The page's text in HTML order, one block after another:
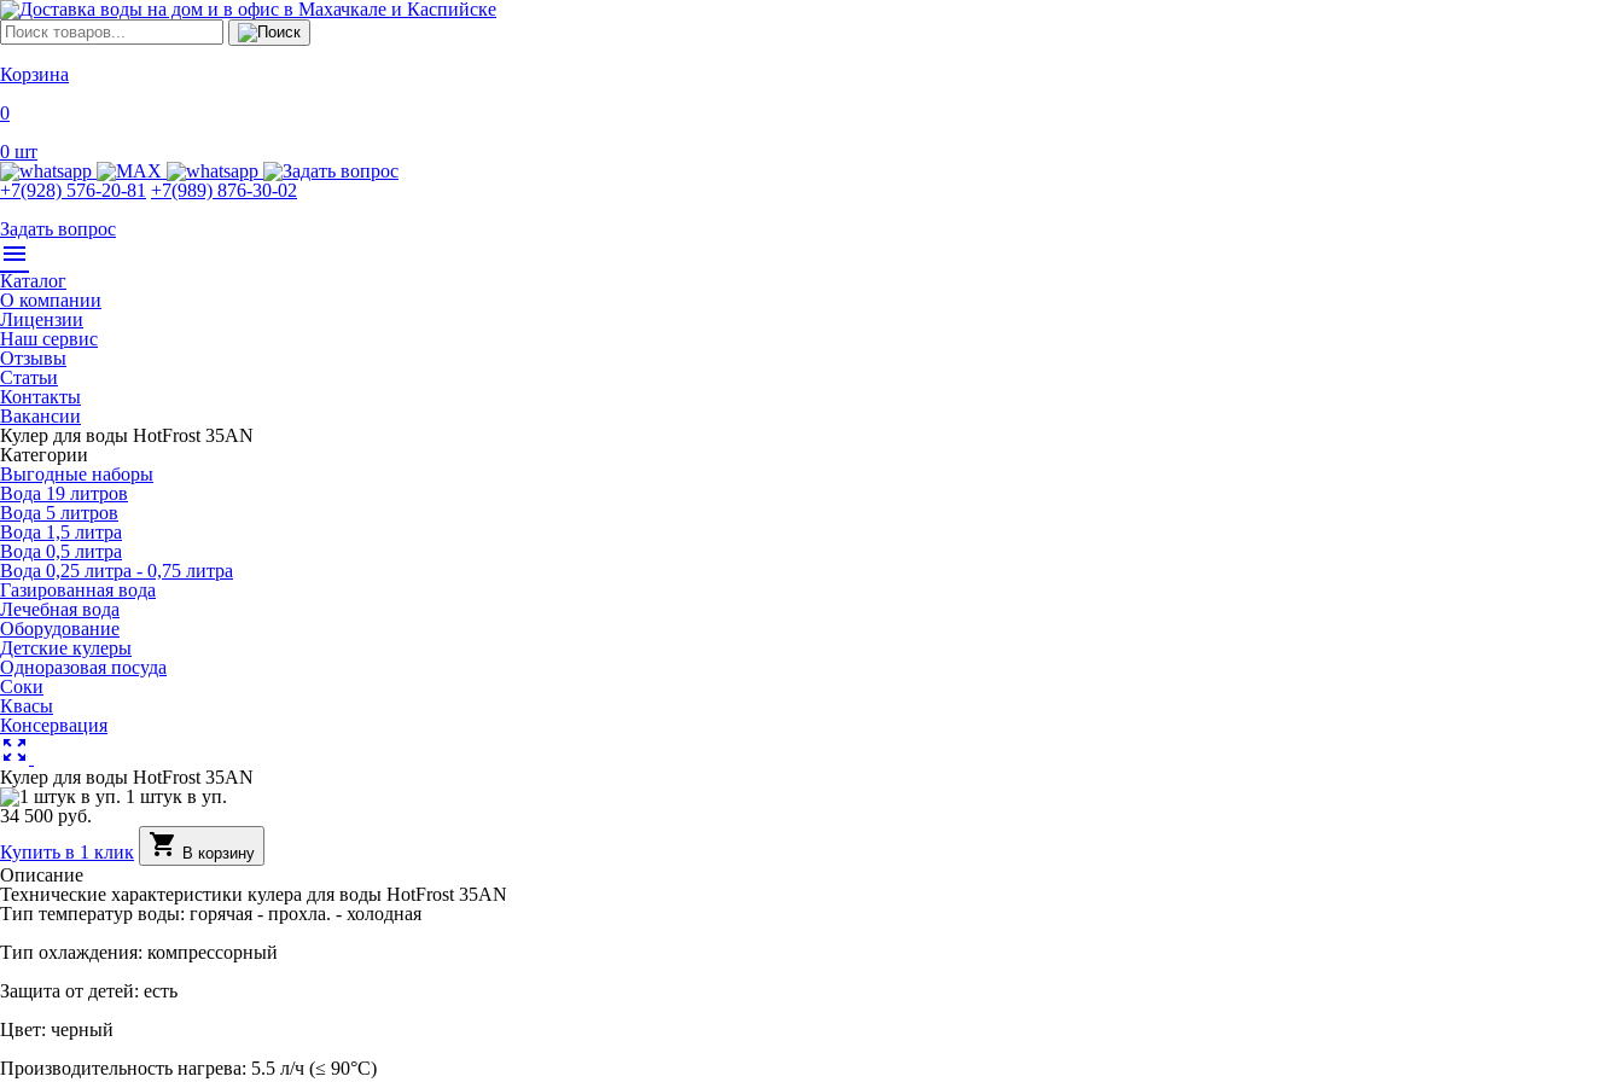
Корзина
0
0 шт
+7(928) 576-20-81 +7(989) 876-30-02
Задать вопрос
menu
Каталог
О компании
Лицензии
Наш сервис
Отзывы
Статьи
Контакты
Вакансии
Кулер для воды HotFrost 35AN
Категории
Выгодные наборы
Вода 19 литров
Вода 5 литров
Вода 1,5 литра
Вода 0,5 литра
Вода 0,25 литра - 0,75 литра
Газированная вода
Лечебная вода
Оборудование
Детские кулеры
Одноразовая посуда
Соки
Квасы
Консервация
zoom_out_map
Кулер для воды HotFrost 35AN
1 штук в уп.
34 500 руб.
Купить в 1 клик
shopping_cart В корзину
Описание
Технические характеристики кулера для воды HotFrost 35AN
Тип температур воды: горячая - прохла. - холодная
Тип охлаждения: компрессорный
Защита от детей: есть
Цвет: черный
Производительность нагрева: 5.5 л/ч (≤ 90°C)